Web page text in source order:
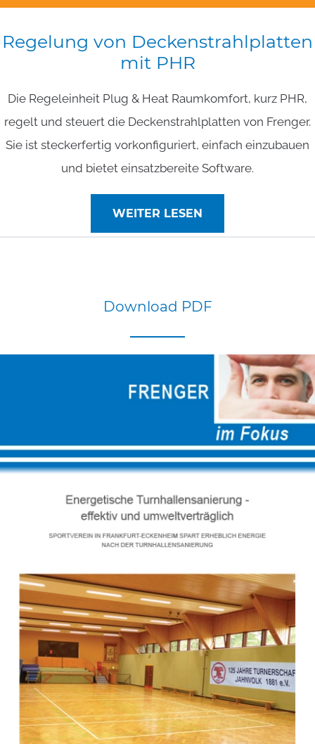
Regelung von Deckenstrahlplatten
mit PHR
Die Regeleinheit Plug & Heat Raumkomfort, kurz PHR,
regelt und steuert die Deckenstrahlplatten von Frenger.
Sie ist steckerfertig vorkonfiguriert, einfach einzubauen
und bietet einsatzbereite Software.
WEITER LESEN
Download PDF